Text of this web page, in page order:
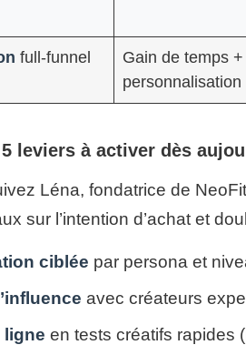
full-funnel
Gain de temps +
personnalisation
leviers à activer dès
Léna, fondatrice de
sur l’intention d’achat et
ciblée par persona et
avec créateurs
ligne en tests créatifs rapides